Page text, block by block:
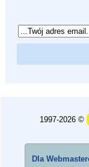
1997-2026 ©
Dla